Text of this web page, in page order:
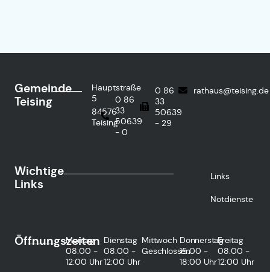
Gemeinde
Teising
Hauptstraße
5
84576
Teising
0 86
33
50639
- 0
0 86
33
50639
- 29
rathaus@teising.de
Wichtige
Links
Links
Notdienste
Öffnungszeiten
Montag
08:00 -
12:00 Uhr
Dienstag
08:00 -
12:00 Uhr
Mittwoch
Geschlossen
Donnerstag
15:00 -
18:00 Uhr
Freitag
08:00 -
12:00 Uhr